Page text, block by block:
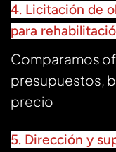
4. Licitación de
para
Comparamos
presupuestos,
precio
5. Dirección y